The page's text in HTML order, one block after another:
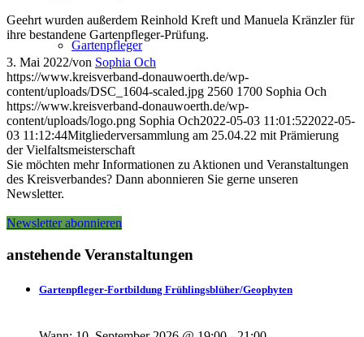
Gartenpfleger
Archiv
Geehrt wurden außerdem Reinhold Kreft und Manuela Kränzler für
ihre bestandene Gartenpfleger-Prüfung.
3. Mai 2022/von Sophia Och
https://www.kreisverband-donauwoerth.de/wp-
content/uploads/DSC_1604-scaled.jpg 2560 1700 Sophia Och
https://www.kreisverband-donauwoerth.de/wp-
content/uploads/logo.png Sophia Och2022-05-03 11:01:522022-05-
03 11:12:44Mitgliederversammlung am 25.04.22 mit Prämierung
der Vielfaltsmeisterschaft
Sie möchten mehr Informationen zu Aktionen und Veranstaltungen
des Kreisverbandes? Dann abonnieren Sie gerne unseren
Newsletter.
Newsletter abonnieren
anstehende Veranstaltungen
Gartenpfleger-Fortbildung Frühlingsblüher/Geophyten